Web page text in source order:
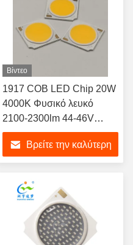
Βίντεο
1917 COB LED Chip 20W
4000K Φυσικό λευκό
2100-2300lm 44-46V
105lm/W Ra80 120° για
εμπορικό φωτισμό
Βρείτε την καλύτερη